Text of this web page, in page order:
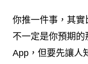
你推一件事，其
不一定是你預期
App，但要先讓人